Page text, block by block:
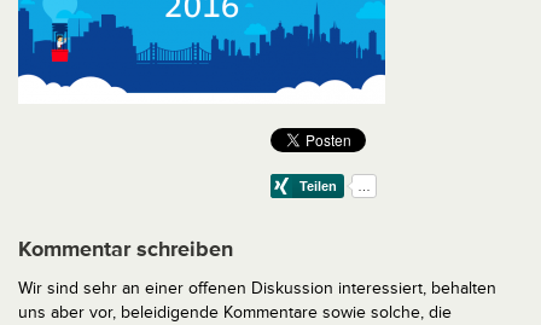
Kommentar schreiben
Wir sind sehr an einer offenen Diskussion interessiert, behalten
uns aber vor, beleidigende Kommentare sowie solche, die